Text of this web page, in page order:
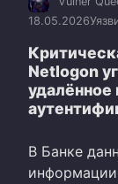
18.05.2026
Netlogon
удалённое
В Банке
информации